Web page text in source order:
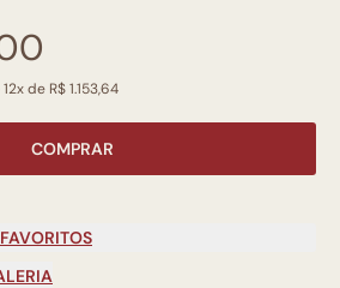
de R$ 1.153,64
COMPRAR